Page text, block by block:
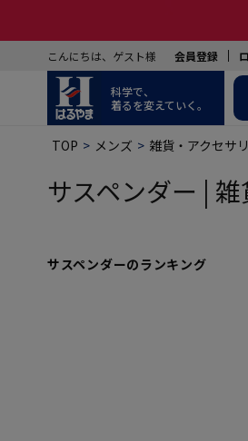
こんにちは、ゲスト様 会員登録
科学で、
着るを変えていく。
TOP メンズ 雑貨・アクセサ
サスペンダー |
サスペンダーのランキング